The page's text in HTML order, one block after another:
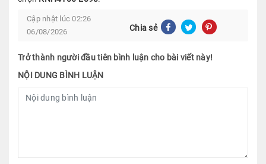
Cập nhật lúc 02:26
06/08/2026
Chia sẻ
Trở thành người đầu tiên bình luận cho bài viết này!
NỘI DUNG BÌNH LUẬN